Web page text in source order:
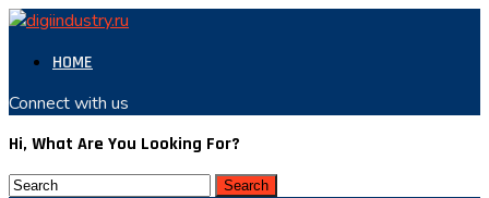
HOME
Connect with us
Hi, What Are You Looking For?